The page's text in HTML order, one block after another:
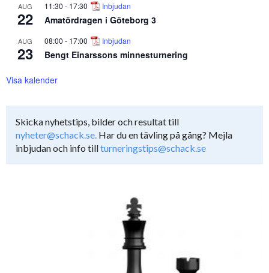
AUG
22
11:30 - 17:30 Inbjudan
Amatördragen i Göteborg 3
AUG
23
08:00 - 17:00 Inbjudan
Bengt Einarssons minnesturnering
Visa kalender
Skicka nyhetstips, bilder och resultat till
nyheter@schack.se. Har du en tävling på gång? Mejla
inbjudan och info tillturneringstips@schack.se